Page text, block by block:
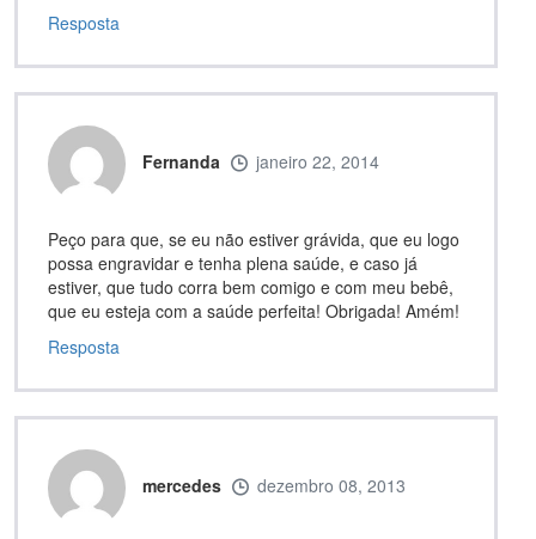
Resposta
Fernanda janeiro 22, 2014
Peço para que, se eu não estiver grávida, que eu logo
possa engravidar e tenha plena saúde, e caso já
estiver, que tudo corra bem comigo e com meu bebê,
que eu esteja com a saúde perfeita! Obrigada! Amém!
Resposta
mercedes dezembro 08, 2013